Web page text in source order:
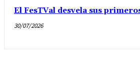
El FesTVal desvela sus
30/07/2026